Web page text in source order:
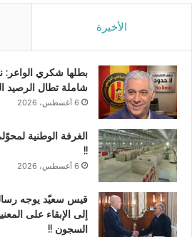
الأخيرة
بطلها شكري الواعر:
شاملة تطال الرصيد
6 أغسطس، 2026
الغرفة الوطنية
!!
6 أغسطس، 2026
قيس سعيّد يوجه
إلى الإبقاء على
السجون !!